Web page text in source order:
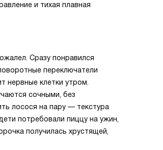
и тихая плавная
Сразу понравился
переключатели
нервные клетки утром.
сочными, без
лосося на пару — текстура
потребовали пиццу на ужин,
получилась хрустящей,